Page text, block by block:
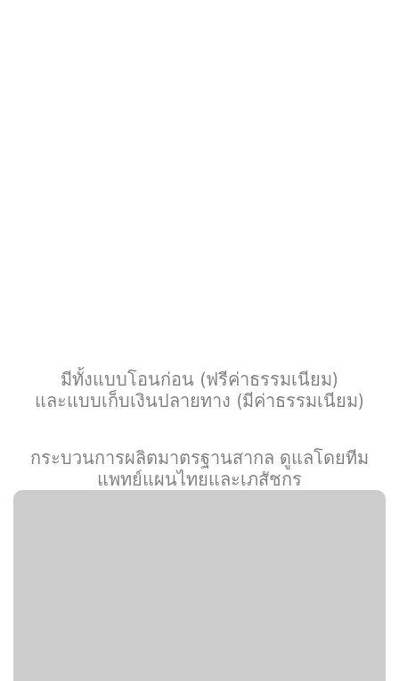
มีทั้งแบบโอนก่อน (ฟรีค่าธรรมเนียม)
และแบบเก็บเงินปลายทาง (มีค่าธรรมเนียม)
กระบวนการผลิตมาตรฐานสากล ดูแลโดยทีม
แพทย์แผนไทยและเภสัชกร